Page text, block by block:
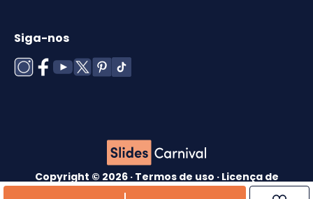
Siga-nos
Copyright © 2026 · Termos de uso · Licença de
Política de cookies política de